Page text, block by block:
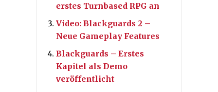
erstes Turnbased RPG an
Video: Blackguards 2 –
Neue Gameplay Features
Blackguards – Erstes
Kapitel als Demo
veröffentlicht